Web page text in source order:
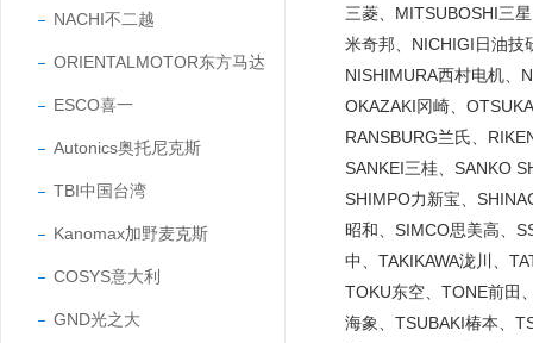
NACHI不二越
ORIENTALMOTOR东方马达
ESCO喜一
Autonics奥托尼克斯
TBI中国台湾
Kanomax加野麦克斯
COSYS意大利
GND光之大
三菱、MITSUBOSHI三
米奇邦、NICHIGI日油技
NISHIMURA西村电机、
OKAZAKI冈崎、
RANSBURG兰氏、
SANKEI三桂、SANKO
SHIMPO力新宝、
昭和、SIMCO思美高、
中、TAKIKAWA泷川、
TOKU东空、TONE前田
海象、TSUBAKI椿本、